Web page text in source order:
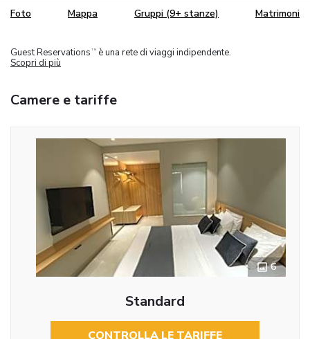
Foto Mappa Gruppi (9+ stanze) Matrimoni
Guest Reservations TM
è una rete di viaggi indipendente.
Scopri di più
Camere e tariffe
6
Standard
CONTROLLA LE TARIFFE